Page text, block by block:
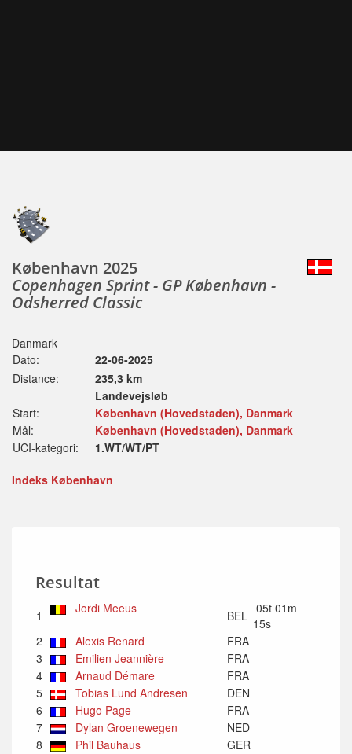
København 2025
Copenhagen Sprint - GP København -
Odsherred Classic
Danmark
Dato:
22-06-2025
Distance:
235,3 km
Landevejsløb
Start:
København (Hovedstaden), Danmark
Mål:
København (Hovedstaden), Danmark
UCI-kategori:
1.WT/WT/PT
Indeks København
Resultat
1 Jordi Meeus BEL 05t 01m
15s
2
Alexis Renard
FRA
3
Emilien Jeannière
FRA
4
Arnaud Démare
FRA
5
Tobias Lund Andresen
DEN
6
Hugo Page
FRA
7
Dylan Groenewegen
NED
8
Phil Bauhaus
GER